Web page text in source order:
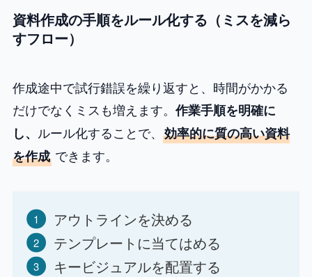
資料作成の手順をルール化する（ミスを減ら
すフロー）
作成途中で試行錯誤を繰り返すと、時間がかかる
だけでなくミスも増えます。作業手順を明確に
し、 ルール化することで、 効率的に質の高い資料
を作成できます。
アウトラインを決める
テンプレートに当てはめる
キービジュアルを配置する